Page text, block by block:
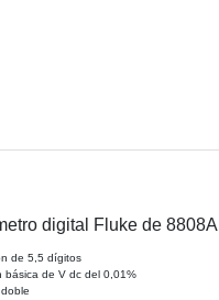
digital Fluke de
de 5,5 dígitos
básica de V dc del 0,01%